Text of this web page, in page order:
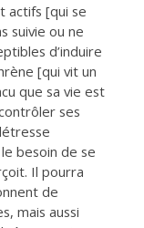
actifs [qui se
suivie ou ne
d’induire
[qui vit un
que sa vie est
ses
besoin de se
Il pourra
de
mais aussi